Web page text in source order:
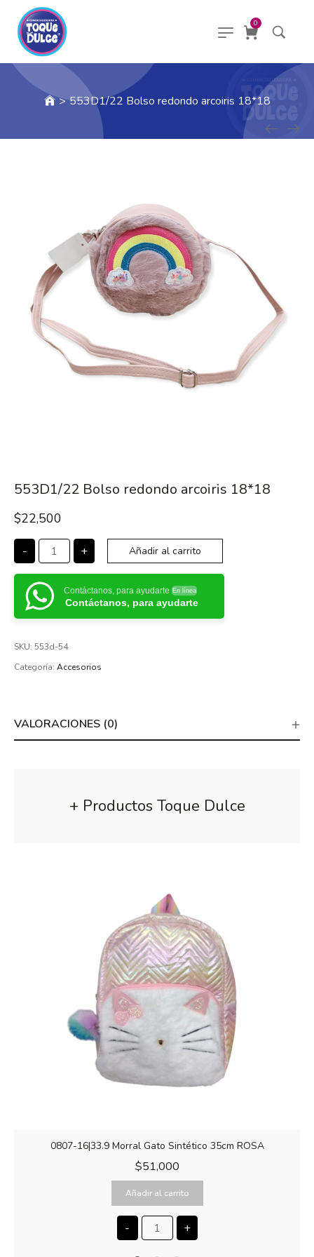
0
> 553D1/22 Bolso redondo arcoiris 18*18
553D1/22 Bolso redondo arcoiris 18*18
$22,500
- + Añadir al carrito
Contáctanos, para ayudarte En línea
Contáctanos, para ayudarte
SKU: 553d-54
Categoría: Accesorios
VALORACIONES (0)
+ Productos Toque Dulce
0807-16|33.9 Morral Gato Sintético 35cm ROSA
$51,000
Añadir al carrito
- +